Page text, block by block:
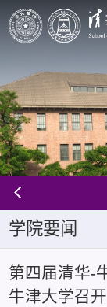
学院要闻
第四届清华-
牛津大学召开